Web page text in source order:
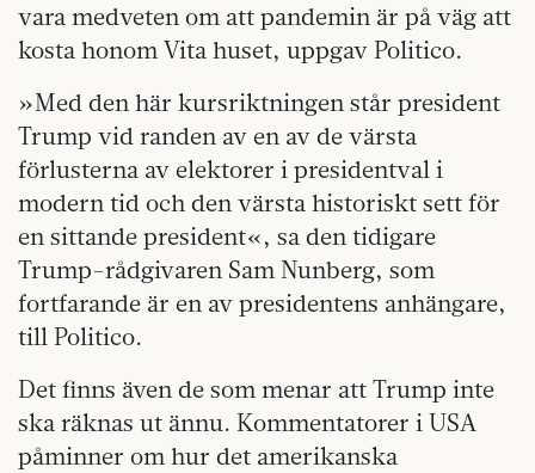
vara medveten om att pandemin är på väg att
kosta honom Vita huset, uppgav Politico.
»Med den här kursriktningen står president
Trump vid randen av en av de värsta
förlusterna av elektorer i presidentval i
modern tid och den värsta historiskt sett för
en sittande president«, sa den tidigare
Trump-rådgivaren Sam Nunberg, som
fortfarande är en av presidentens anhängare,
till Politico.
Det finns även de som menar att Trump inte
ska räknas ut ännu. Kommentatorer i USA
påminner om hur det amerikanska